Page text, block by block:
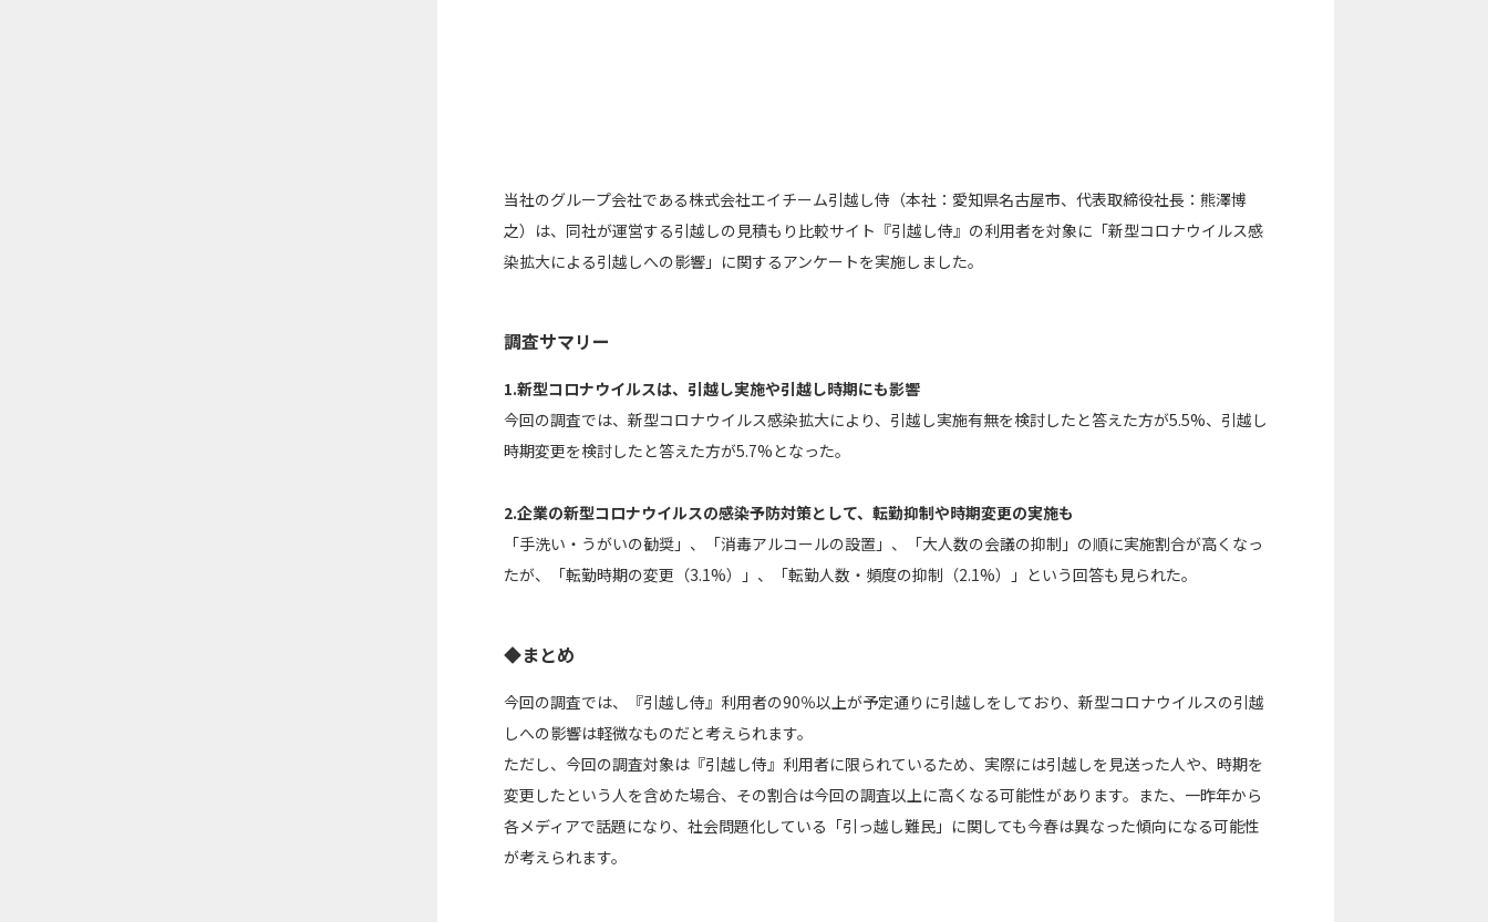
当社のグループ会社である株式会社エイチーム引越し侍（本社：愛知県名古屋市、代表取締役社長：熊澤博
之）は、同社が運営する引越しの見積もり比較サイト『引越し侍』の利用者を対象に「新型コロナウイルス感
染拡大による引越しへの影響」に関するアンケートを実施しました。
調査サマリー
1.新型コロナウイルスは、引越し実施や引越し時期にも影響
今回の調査では、新型コロナウイルス感染拡大により、引越し実施有無を検討したと答えた方が5.5%、引越し
時期変更を検討したと答えた方が5.7%となった。
2.企業の新型コロナウイルスの感染予防対策として、転勤抑制や時期変更の実施も
「手洗い・うがいの勧奨」、「消毒アルコールの設置」、「大人数の会議の抑制」の順に実施割合が高くなっ
たが、「転勤時期の変更（3.1%）」、「転勤人数・頻度の抑制（2.1%）」という回答も見られた。
◆まとめ
今回の調査では、『引越し侍』利用者の90％以上が予定通りに引越しをしており、新型コロナウイルスの引越
しへの影響は軽微なものだと考えられます。
ただし、今回の調査対象は『引越し侍』利用者に限られているため、実際には引越しを見送った人や、時期を
変更したという人を含めた場合、その割合は今回の調査以上に高くなる可能性があります。また、一昨年から
各メディアで話題になり、社会問題化している「引っ越し難民」に関しても今春は異なった傾向になる可能性
が考えられます。